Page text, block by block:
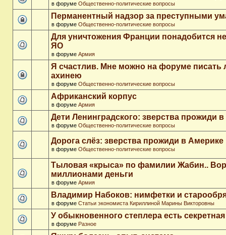
в форуме Общественно-политические вопросы
Перманентный надзор за преступными
в форуме Общественно-политические вопросы
Для уничтожения Франции понадобится
ЯО
в форуме Армия
Я счастлив. Мне можно на форуме
ахинею
в форуме Общественно-политические вопросы
Африканский корпус
в форуме Армия
Дети Ленинградского: зверства прожиди
в форуме Общественно-политические вопросы
Дорога слёз: зверства прожиди в Америке
в форуме Общественно-политические вопросы
Тыловая «крыса» по фамилии Жабин..
миллионами деньги
в форуме Армия
Владимир Набоков: нимфетки и
в форуме Статьи экономиста Кириллиной Марины Викторовны
У обыкновенного степлера есть
в форуме Разное